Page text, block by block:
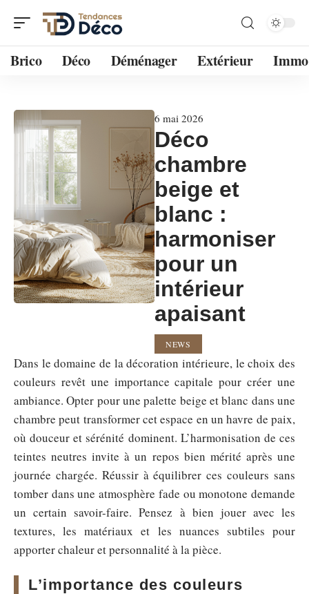
Brico Déco Déménager Extérieur Immo
6 mai 2026
Déco
chambre
beige et
blanc :
harmoniser
pour un
intérieur
apaisant
NEWS
Dans le domaine de la décoration intérieure, le choix des
couleurs revêt une importance capitale pour créer une
ambiance. Opter pour une palette beige et blanc dans une
chambre peut transformer cet espace en un havre de paix,
où douceur et sérénité dominent. L’harmonisation de ces
teintes neutres invite à un repos bien mérité après une
journée chargée. Réussir à équilibrer ces couleurs sans
tomber dans une atmosphère fade ou monotone demande
un certain savoir-faire. Pensez à bien jouer avec les
textures, les matériaux et les nuances subtiles pour
apporter chaleur et personnalité à la pièce.
L’importance des couleurs